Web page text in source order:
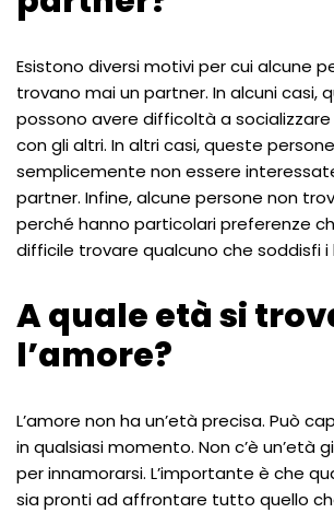
Esistono diversi motivi per cui alcune
trovano mai un partner. In alcuni casi,
possono avere difficoltà a
con gli altri. In altri casi, queste
semplicemente non essere
partner. Infine, alcune persone non
perché hanno particolari preferenze
difficile trovare qualcuno che soddisfi i
A quale età si
l’amore?
L’amore non ha un’età precisa. Può
in qualsiasi momento. Non c’è un’età
per innamorarsi. L’importante è che
sia pronti ad affrontare tutto quello